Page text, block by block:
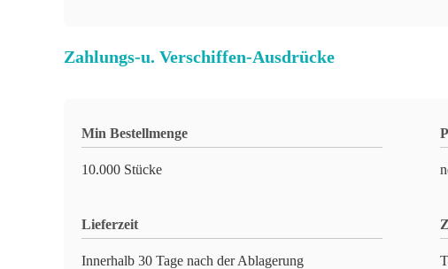
Zahlungs-u. Verschiffen-Ausdrücke
Min Bestellmenge
10.000 Stücke
Lieferzeit
Innerhalb 30 Tage nach der Ablagerung